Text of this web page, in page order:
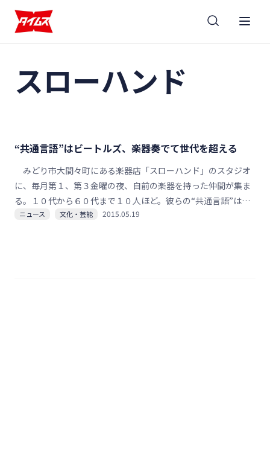
スローハンド
“共通言語”はビートルズ、楽器奏でて世代を超える
みどり市大間々町にある楽器店「スローハンド」のスタジオ
に、毎月第１、第３金曜の夜、自前の楽器を持った仲間が集ま
る。１０代から６０代まで１０人ほど。彼らの“共通言語”はビ
ートルズ。ひとたび音を鳴らせば、世代の壁は瞬時に立ち消
ニュース 文化・芸能 2015.05.19